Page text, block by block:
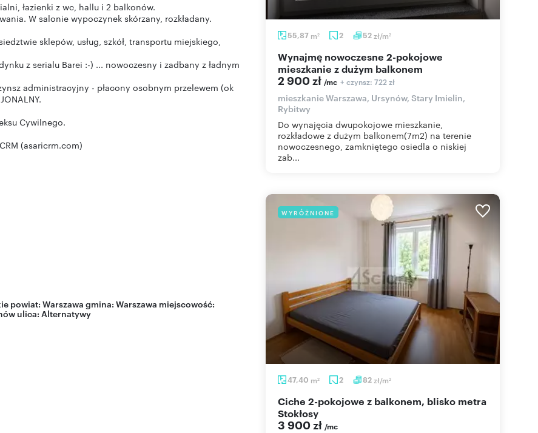
łazienki z wc, hallu i 2 balkonów.
W salonie wypoczynek skórzany, rozkładany.
sklepów, usług, szkół, transportu miejskiego,
z serialu Barei :-) ... nowoczesny i zadbany z ładnym
administracyjny - płacony osobnym przelewem (ok
Cywilnego.
(asaricrm.com)
powiat: Warszawa gmina: Warszawa miejscowość:
ulica: Alternatywy
55,87 m2 2 52zł/m2
Wynajmę nowoczesne 2-pokojowe
mieszkanie z dużym balkonem
2 900 zł /mc + czynsz: 722 zł
mieszkanie Warszawa, Ursynów, Stary Imielin,
Rybitwy
Do wynajęcia dwupokojowe mieszkanie,
rozkładowe z dużym balkonem(7m2) na terenie
nowoczesnego, zamkniętego osiedla o niskiej
zab...
WYRÓŻNIONE
47,40 m2 2 82zł/m2
Ciche 2-pokojowe z balkonem, blisko metra
Stokłosy
3 900 zł /mc